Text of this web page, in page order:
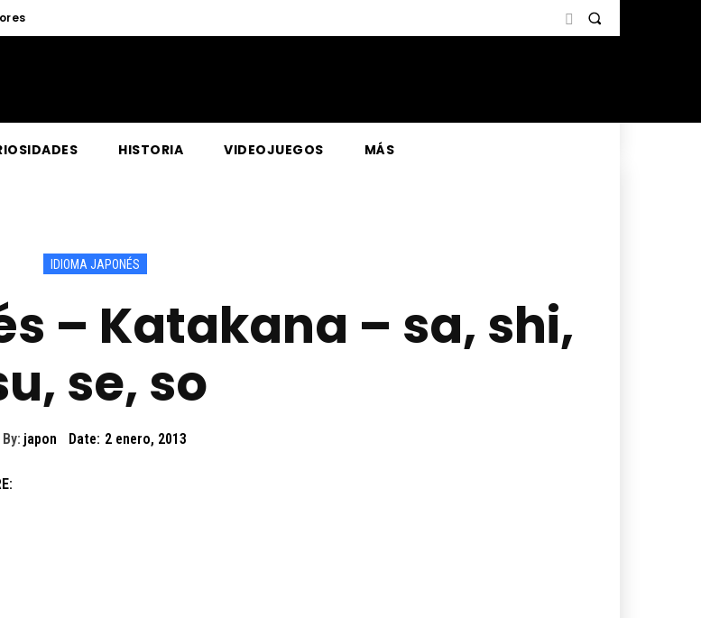
HISTORIA VIDEOJUEGOS MÁS
IDIOMA JAPONÉS
– Katakana – sa, shi,
se, so
By: japon Date: 2 enero, 2013